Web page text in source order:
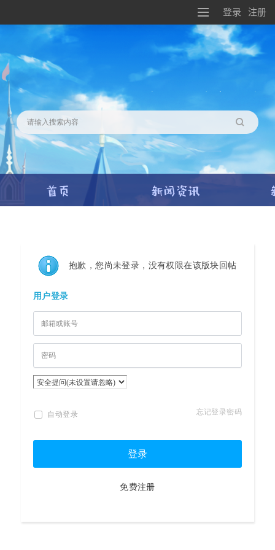
登录 注册
抱歉，您尚未登录，没有权限在该版块回帖
用户登录
自动登录 忘记登录密码
登录
免费注册